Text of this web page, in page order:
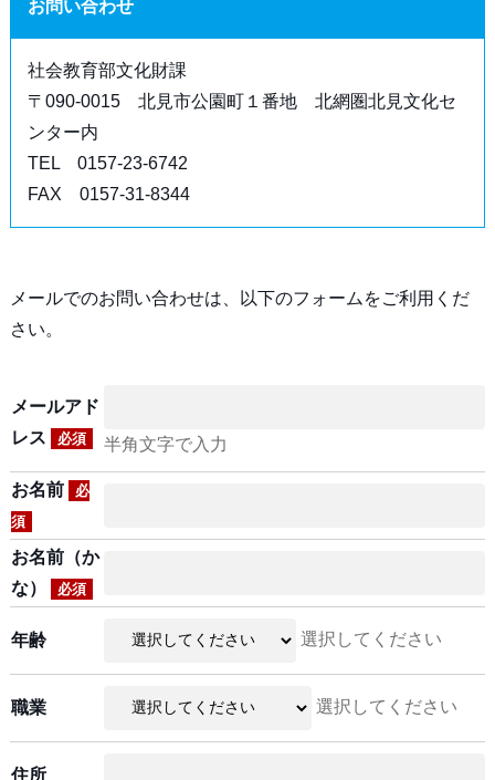
お問い合わせ
社会教育部文化財課
〒090-0015 北見市公園町１番地 北網圏北見文化セ
ンター内
TEL 0157-23-6742
FAX 0157-31-8344
メールでのお問い合わせは、以下のフォームをご利用くだ
さい。
メールアド
レス
必須 半角文字で入力
お名前
必
須
お名前（か
な）
必須
年齢 選択してください
職業 選択してください
住所